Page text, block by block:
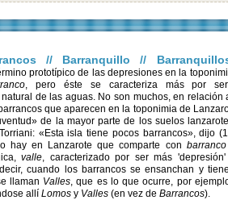
// Barranquillo //
prototípico de las depresiones en la
, pero éste se caracteriza más por
de las aguas. No son muchos, en relación
que aparecen en la toponimia de
de la mayor parte de los suelos
«Esta isla tiene pocos barrancos», dijo
hay en Lanzarote que comparte con barranco
valle, caracterizado por ser más
cuando los barrancos se ensanchan y
llaman Valles, que es lo que ocurre, por
allí Lomos y Valles (en vez de Barrancos).